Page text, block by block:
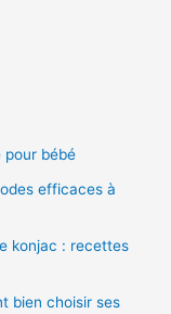
pour bébé
efficaces à
konjac : recettes
bien choisir ses